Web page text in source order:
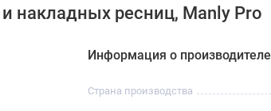
накладных ресниц, Manly Pro
Информация о производителе
Страна производства